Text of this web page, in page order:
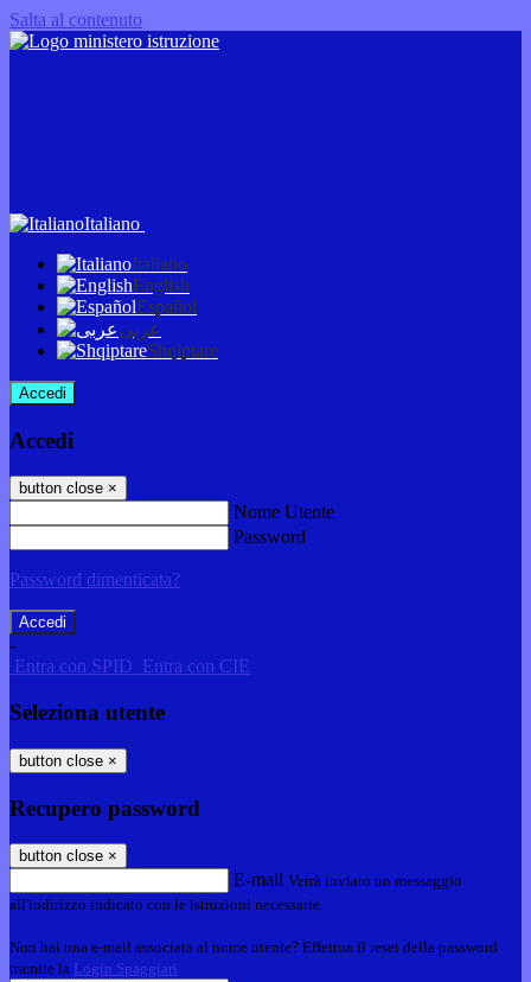
Salta al contenuto
Italiano
Italiano
English
Español
عربى
Shqiptare
Accedi
Accedi
button close ×
Nome Utente
Password
Password dimenticata?
-
Entra con SPID Entra con CIE
Seleziona utente
button close ×
Recupero password
button close ×
E-mail Verrà inviato un messaggio
all'indirizzo indicato con le istruzioni necessarie.
Non hai una e-mail associata al nome utente? Effettua il reset della password
tramite la Login Spaggiari